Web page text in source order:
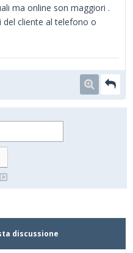
ma online son maggiori .
del cliente al telefono o
discussione